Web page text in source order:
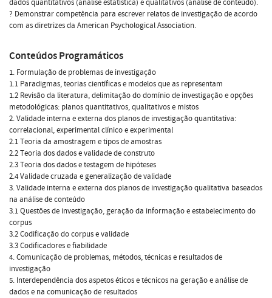
? Demonstrar competência para escrever relatos de investigação de acordo
com as diretrizes da American Psychological Association.
Conteúdos Programáticos
1. Formulação de problemas de investigação
1.1 Paradigmas, teorias científicas e modelos que as representam
1.2 Revisão da literatura, delimitação do domínio de investigação e opções
metodológicas: planos quantitativos, qualitativos e mistos
2. Validade interna e externa dos planos de investigação quantitativa:
correlacional, experimental clínico e experimental
2.1 Teoria da amostragem e tipos de amostras
2.2 Teoria dos dados e validade de construto
2.3 Teoria dos dados e testagem de hipóteses
2.4 Validade cruzada e generalização de validade
3. Validade interna e externa dos planos de investigação qualitativa baseados
na análise de conteúdo
3.1 Questões de investigação, geração da informação e estabelecimento do
corpus
3.2 Codificação do corpus e validade
3.3 Codificadores e fiabilidade
4. Comunicação de problemas, métodos, técnicas e resultados de
investigação
5. Interdependência dos aspetos éticos e técnicos na geração e análise de
dados e na comunicação de resultados